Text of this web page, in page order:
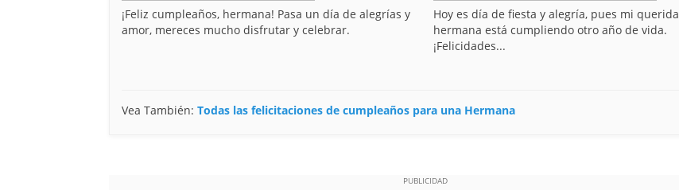
¡Feliz cumpleaños, hermana! Pasa un día de alegrías y
amor, mereces mucho disfrutar y celebrar.
Hoy es día de fiesta y alegría, pues mi querida
hermana está cumpliendo otro año de vida.
¡Felicidades...
Vea También: Todas las felicitaciones de cumpleaños para una Hermana